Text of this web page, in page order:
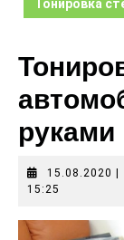
Тонировка
руками
15.08.2020
15:25